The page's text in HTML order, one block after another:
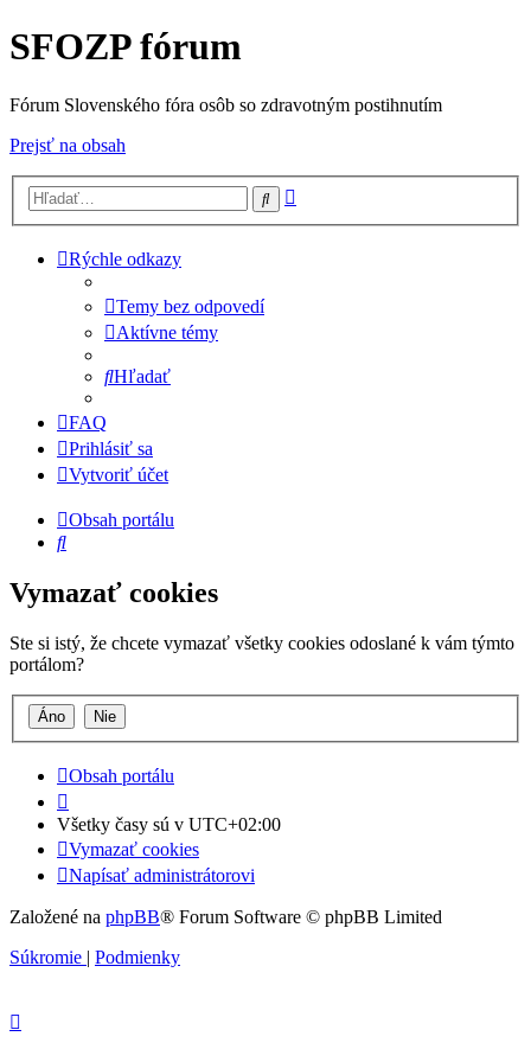
SFOZP fórum
Fórum Slovenského fóra osôb so zdravotným postihnutím
Prejsť na obsah
Hľadať
Rýchle odkazy
Temy bez odpovedí
Aktívne témy
Hľadať
FAQ
Prihlásiť sa
Vytvoriť účet
Obsah portálu
Hľadať
Vymazať cookies
Ste si istý, že chcete vymazať všetky cookies odoslané k vám týmto
portálom?
Obsah portálu
Všetky časy sú v UTC+02:00
Vymazať cookies
Napísať administrátorovi
Založené na phpBB® Forum Software © phpBB Limited
Súkromie | Podmienky